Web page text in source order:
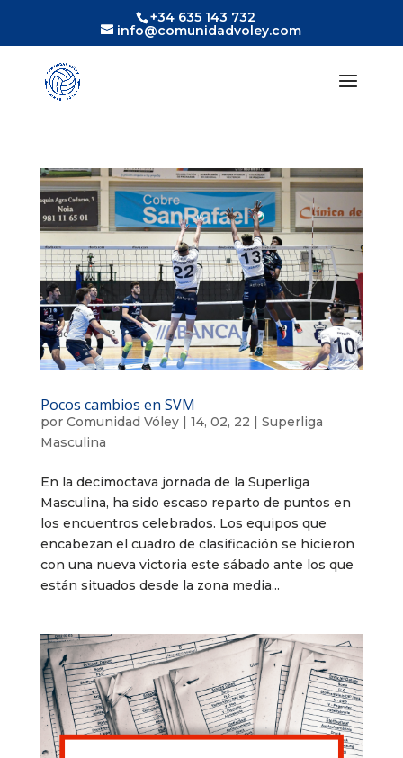
+34 635 143 732
info@comunidadvoley.com
Pocos cambios en SVM
por Comunidad Vóley| 14, 02, 22
Superliga
Masculina
En la decimoctava jornada de la Superliga
Masculina, ha sido escaso reparto de puntos en
los encuentros celebrados. Los equipos que
encabezan el cuadro de clasificación se hicieron
con una nueva victoria este sábado ante los que
están situados desde la zona media...